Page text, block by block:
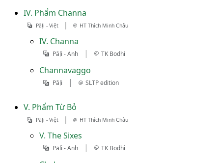
IV. Phẩm Channa
Pāḷi - Việt | HT Thích Minh Châu
IV. Channa
Pāḷi - Anh | TK Bodhi
Channavaggo
Pāḷi | SLTP edition
V. Phẩm Từ Bỏ
Pāḷi - Việt | HT Thích Minh Châu
V. The Sixes
Pāḷi - Anh | TK Bodhi